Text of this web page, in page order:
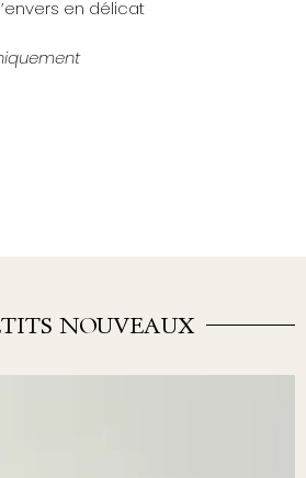
en délicat
NOUVEAUX